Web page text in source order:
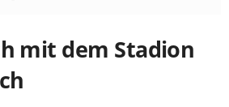
mit dem Stadion